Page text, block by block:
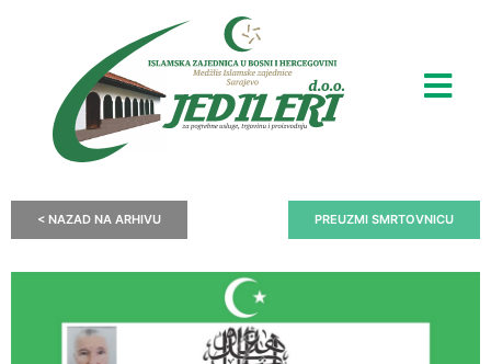
< NAZAD NA ARHIVU PREUZMI SMRTOVNICU